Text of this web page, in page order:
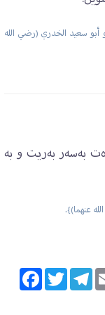
في صحيح الترمذي ( ١٨٣٨ ) وصحابي الحديث هو أبو سعيد الخدري (رضي الله
بەسەر بەریت و بە
FacebookTwitterTelegram